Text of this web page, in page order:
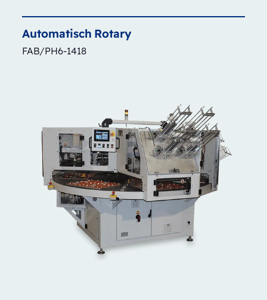
Automatisch Rotary
FAB/PH6-1418